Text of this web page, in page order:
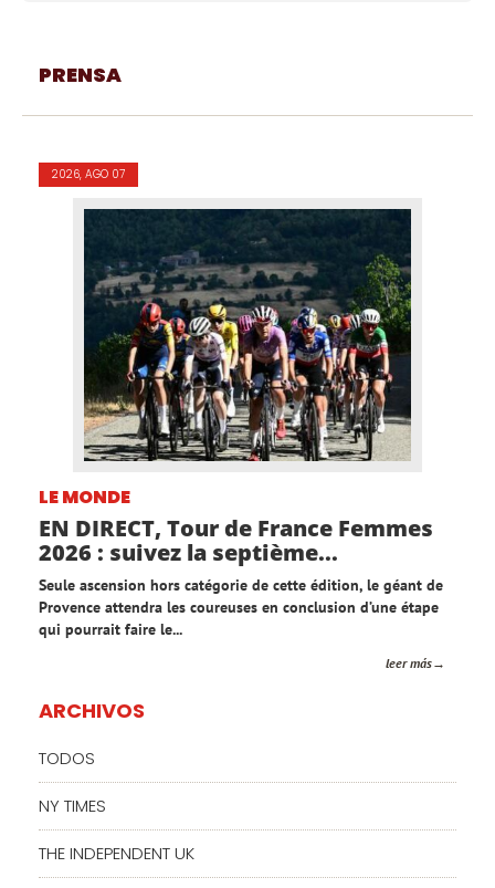
PRENSA
2026, AGO 07
LE MONDE
EN DIRECT, Tour de France Femmes
2026 : suivez la septième...
Seule ascension hors catégorie de cette édition, le géant de
Provence attendra les coureuses en conclusion d’une étape
qui pourrait faire le...
leer más
ARCHIVOS
TODOS
NY TIMES
THE INDEPENDENT UK